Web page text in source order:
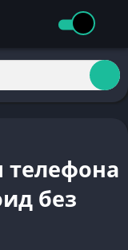
телефона
без